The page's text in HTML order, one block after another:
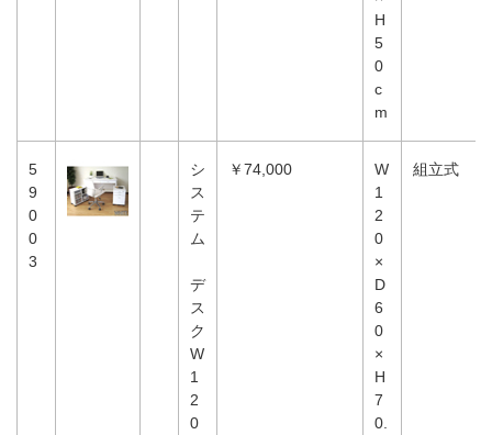
H
5
0
c
m
5
9
0
0
3
シ
ス
テ
ム
デ
ス
ク
W
1
2
0
￥74,000
W
1
2
0
×
D
6
0
×
H
7
0.
組立式